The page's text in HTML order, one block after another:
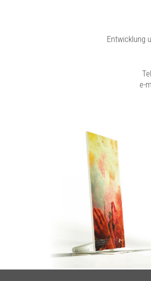
Entwicklung
e-